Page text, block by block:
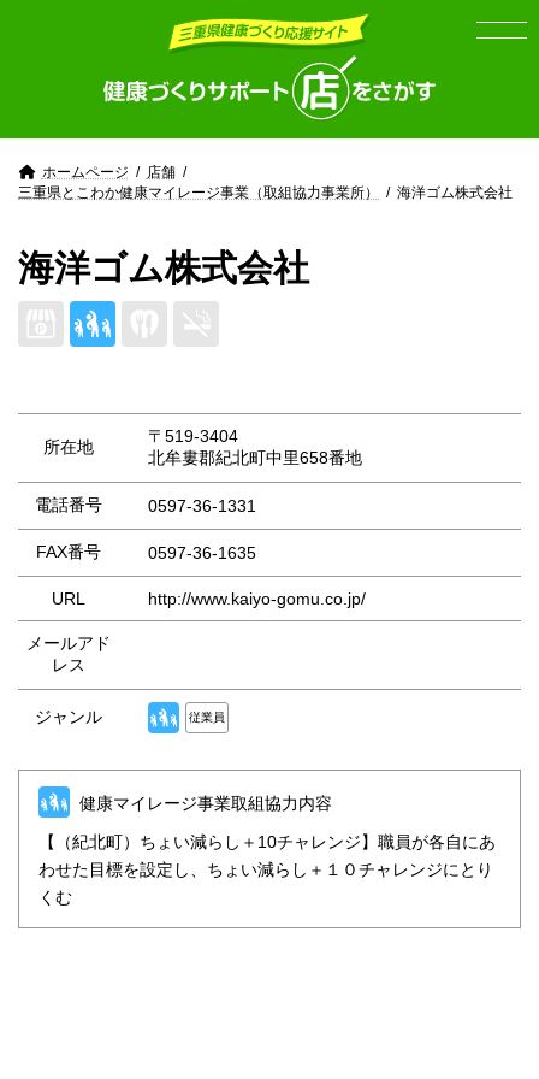
ホームページ
店舗
三重県とこわか健康マイレージ事業（取組協力事業所）
海洋ゴム株式会社
海洋ゴム株式会社
所在地
〒519-3404
北牟婁郡紀北町中里658番地
電話番号 0597-36-1331
FAX番号 0597-36-1635
URL http://www.kaiyo-gomu.co.jp/
メールアド
レス
ジャンル 従業員
健康マイレージ事業取組協力内容
【（紀北町）ちょい減らし＋10チャレンジ】職員が各自にあ
わせた目標を設定し、ちょい減らし＋１０チャレンジにとり
くむ